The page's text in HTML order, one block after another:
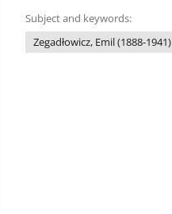
Subject and keywords:
Zegadłowicz, Emil (1888-1941)